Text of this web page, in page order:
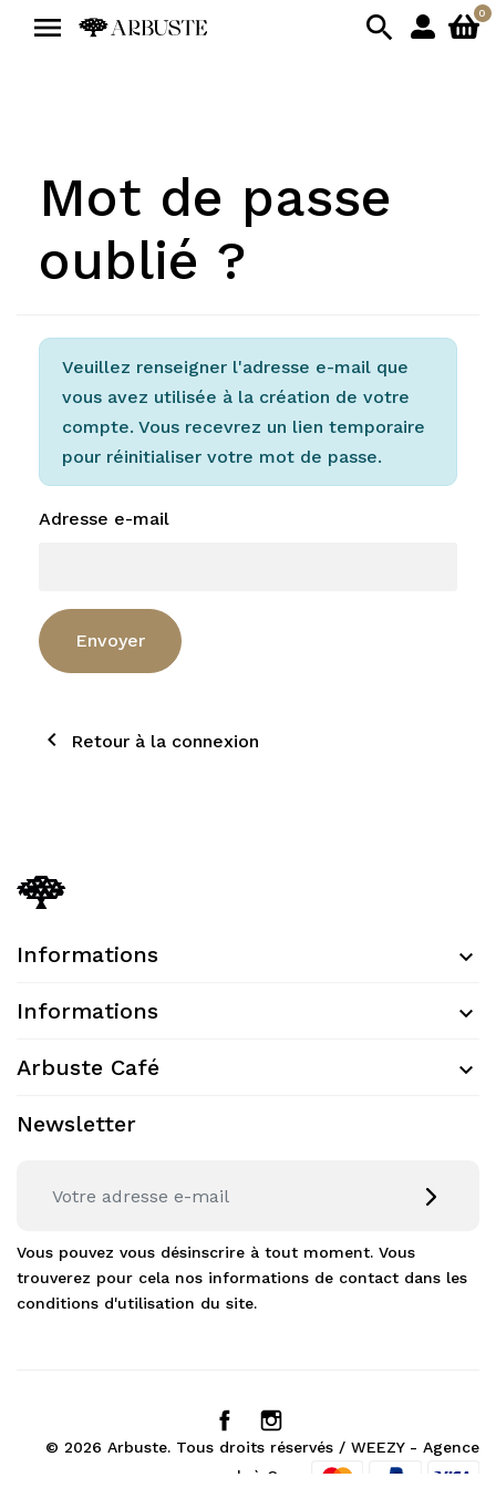
  0
Mot de passe
oublié ?
Veuillez renseigner l'adresse e-mail que
vous avez utilisée à la création de votre
compte. Vous recevrez un lien temporaire
pour réinitialiser votre mot de passe.
Adresse e-mail
Envoyer
 Retour à la connexion
Informations
Informations
Arbuste Café
Newsletter
Vous pouvez vous désinscrire à tout moment. Vous
trouverez pour cela nos informations de contact dans les
conditions d'utilisation du site.
© 2026 Arbuste. Tous droits réservés / WEEZY - Agence
web à Caen